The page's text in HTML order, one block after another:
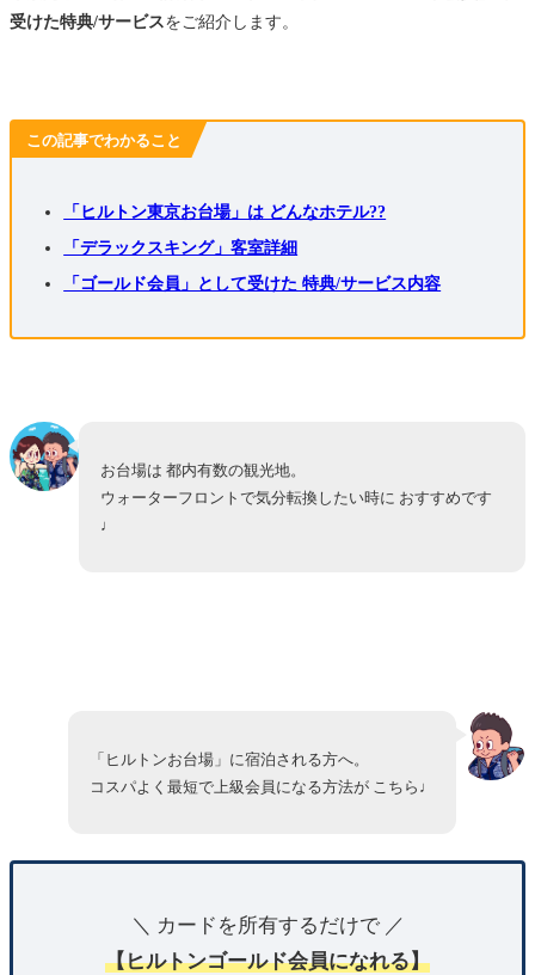
受けた特典/サービスをご紹介します。
この記事でわかること
「ヒルトン東京お台場」は どんなホテル??
「デラックスキング」客室詳細
「ゴールド会員」として受けた 特典/サービス内容
お台場は 都内有数の観光地。
ウォーターフロントで気分転換したい時に おすすめです
♩
「ヒルトンお台場」に宿泊される方へ。
コスパよく最短で上級会員になる方法が こちら♩
＼ カードを所有するだけで ／
【ヒルトンゴールド会員になれる】